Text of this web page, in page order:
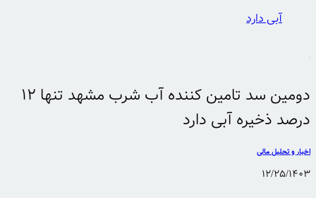
آبی دارد
دومین سد تامین کننده آب شرب مشهد تنها ۱۲
درصد ذخیره آبی دارد
اخبار و تحلیل مالی
12/25/1403